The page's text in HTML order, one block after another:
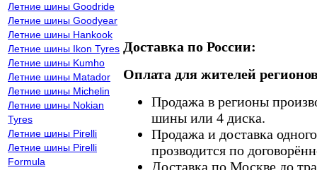
Летние шины Goodride
Летние шины Goodyear
Летние шины Hankook
Летние шины Ikon Tyres
Летние шины Kumho
Летние шины Matador
Летние шины Michelin
Летние шины Nokian
Tyres
Летние шины Pirelli
Летние шины Pirelli
Formula
Доставка по России:
Оплата для жителей
Продажа в регионы
шины или 4 диска.
Продажа и доставка
прозводится по
Доставка по Москве до